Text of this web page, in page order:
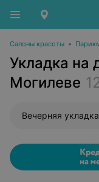
Салоны красоты •
Укладка на
Могилеве
Вечерняя